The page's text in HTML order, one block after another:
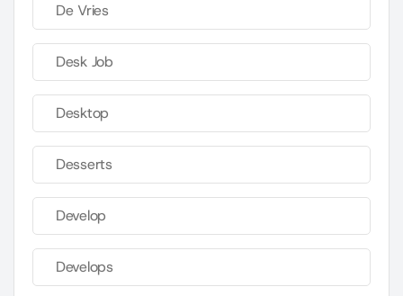
De Vries
Desk Job
Desktop
Desserts
Develop
Develops